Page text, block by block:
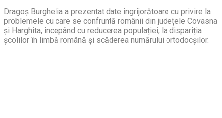
Dragoș Burghelia a prezentat date îngrijorătoare cu privire la
problemele cu care se confruntă românii din județele Covasna
și Harghita, începând cu reducerea populației, la dispariția
școlilor în limbă română și scăderea numărului ortodocșilor.